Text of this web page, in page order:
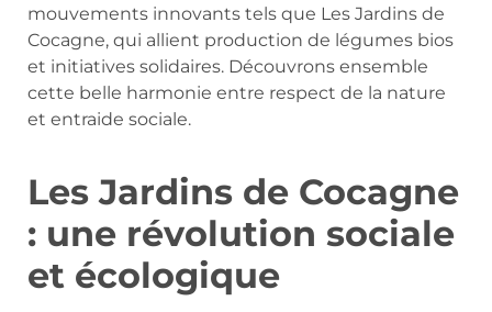
mouvements innovants tels que Les Jardins de
Cocagne, qui allient production de légumes bios
et initiatives solidaires. Découvrons ensemble
cette belle harmonie entre respect de la nature
et entraide sociale.
Les Jardins de Cocagne
: une révolution sociale
et écologique